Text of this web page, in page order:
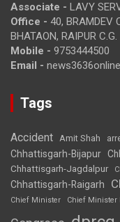
Associate - LAVY
Office - 40, BRAMDEV
BHATAON, RAIPUR C.G.
Mobile - 9753444500
Email -
Tags
Accident Amit Shah
Chhattisgarh-Bijapur
Chhattisgarh-Jagdalpur
Chhattisgarh-Raigarh
Chief Minister
Chief Minister